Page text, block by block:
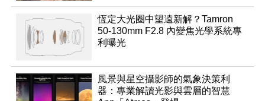
恆定大光圈中望遠新解？Tamron
50-130mm F2.8 內變焦光學系統專
利曝光
風景與星空攝影師的氣象決策利
器：專業解讀光影與雲層的智慧